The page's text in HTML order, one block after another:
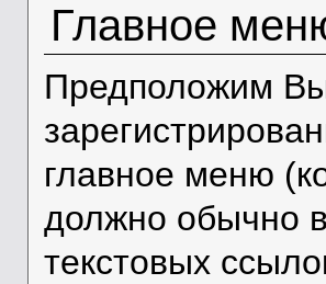
Главное
Предположим
главное меню
должно обычно
текстовых